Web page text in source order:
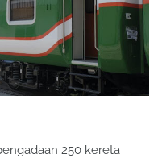
250 kereta